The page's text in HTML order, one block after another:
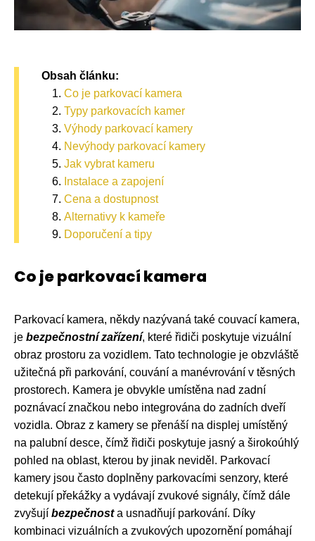
Obsah článku:
Co je parkovací kamera
Typy parkovacích kamer
Výhody parkovací kamery
Nevýhody parkovací kamery
Jak vybrat kameru
Instalace a zapojení
Cena a dostupnost
Alternativy k kameře
Doporučení a tipy
Co je parkovací kamera
Parkovací kamera, někdy nazývaná také couvací kamera,
je bezpečnostní zařízení, které řidiči poskytuje vizuální
obraz prostoru za vozidlem. Tato technologie je obzvláště
užitečná při parkování, couvání a manévrování v těsných
prostorech. Kamera je obvykle umístěna nad zadní
poznávací značkou nebo integrována do zadních dveří
vozidla. Obraz z kamery se přenáší na displej umístěný
na palubní desce, čímž řidiči poskytuje jasný a širokoúhlý
pohled na oblast, kterou by jinak neviděl. Parkovací
kamery jsou často doplněny parkovacími senzory, které
detekují překážky a vydávají zvukové signály, čímž dále
zvyšují bezpečnosta usnadňují parkování. Díky
kombinaci vizuálních a zvukových upozornění pomáhají